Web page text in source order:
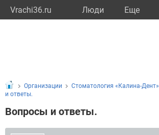
Vrachi36.ru Люди Eще
Организации Стоматология «Калина-Дент»
и ответы.
Вопросы и ответы.